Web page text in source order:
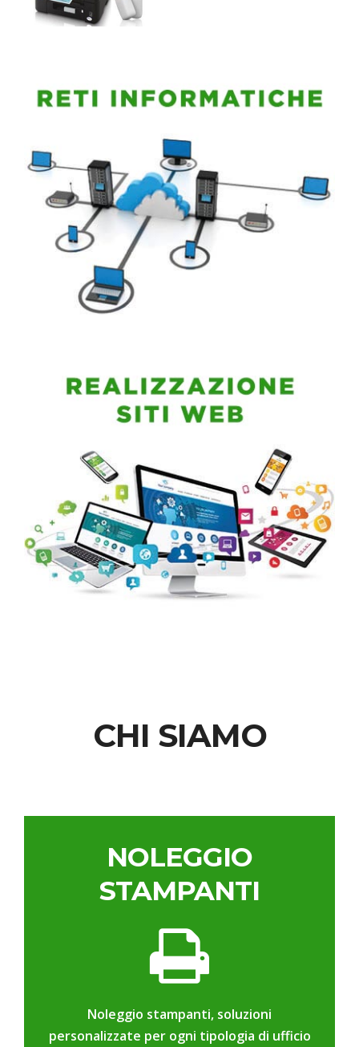
CHI SIAMO
NOLEGGIO
STAMPANTI
Noleggio stampanti, soluzioni
personalizzate per ogni tipologia di ufficio